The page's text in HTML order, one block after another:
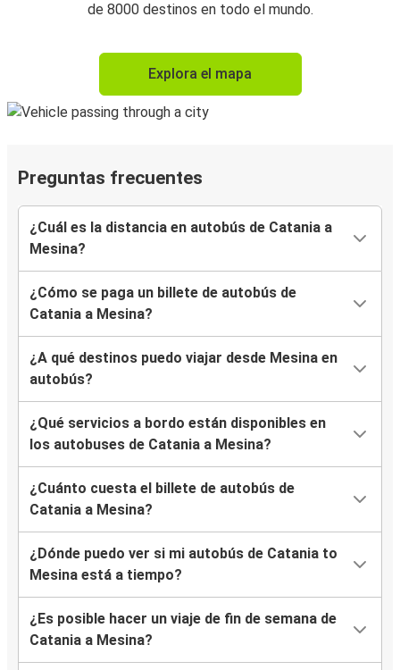
de 8000 destinos en todo el mundo.
Explora el mapa
Preguntas frecuentes
¿Cuál es la distancia en autobús de Catania a
Mesina?
¿Cómo se paga un billete de autobús de
Catania a Mesina?
¿A qué destinos puedo viajar desde Mesina en
autobús?
¿Qué servicios a bordo están disponibles en
los autobuses de Catania a Mesina?
¿Cuánto cuesta el billete de autobús de
Catania a Mesina?
¿Dónde puedo ver si mi autobús de Catania to
Mesina está a tiempo?
¿Es posible hacer un viaje de fin de semana de
Catania a Mesina?